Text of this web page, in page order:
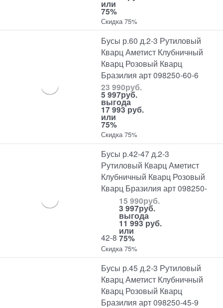
или
75%
Скидка 75%
Бусы р.60 д.2-3 Рутиловый
Кварц Аметист Клубничный
Кварц Розовый Кварц
Бразилия арт 098250-60-6
23 990руб.
5 997руб.
выгода
17 993 руб.
или
75%
Скидка 75%
Бусы р.42-47 д.2-3
Рутиловый Кварц Аметист
Клубничный Кварц Розовый
Кварц Бразилия арт 098250-
42-8
15 990руб.
3 997руб.
выгода
11 993 руб.
или
75%
Скидка 75%
Бусы р.45 д.2-3 Рутиловый
Кварц Аметист Клубничный
Кварц Розовый Кварц
Бразилия арт 098250-45-9